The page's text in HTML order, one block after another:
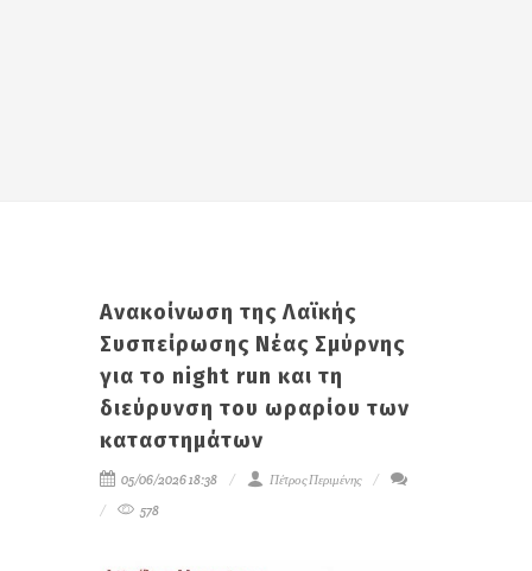
Ανακοίνωση της Λαϊκής
Συσπείρωσης Νέας Σμύρνης
για το night run και τη
διεύρυνση του ωραρίου των
καταστημάτων
05/06/2026 18:38
Πέτρος Περιμένης
578